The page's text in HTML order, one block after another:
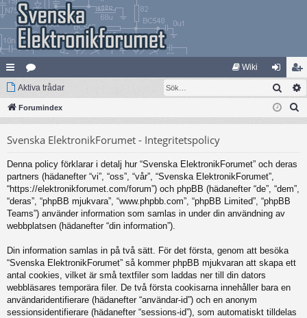
na
bb
ar
at
eg
Wiki
og
ga
li
m
m
Aktiva trådar Sök
Forumindex
Svenska ElektronikForumet - Integritetspolicy
Denna policy förklarar i detalj hur “Svenska ElektronikForumet” och deras
partners (hädanefter “vi”, “oss”, “vår”, “Svenska ElektronikForumet”,
“https://elektronikforumet.com/forum”) och phpBB (hädanefter “de”, “dem”,
“deras”, “phpBB mjukvara”, “www.phpbb.com”, “phpBB Limited”, “phpBB
Teams”) använder information som samlas in under din användning av
webbplatsen (hädanefter “din information”).
Din information samlas in på två sätt. För det första, genom att besöka
“Svenska ElektronikForumet” så kommer phpBB mjukvaran att skapa ett
antal cookies, vilket är små textfiler som laddas ner till din dators
webbläsares temporära filer. De två första cookisarna innehåller bara en
användaridentifierare (hädanefter “användar-id”) och en anonym
sessionsidentifierare (hädanefter “sessions-id”), som automatiskt tilldelas